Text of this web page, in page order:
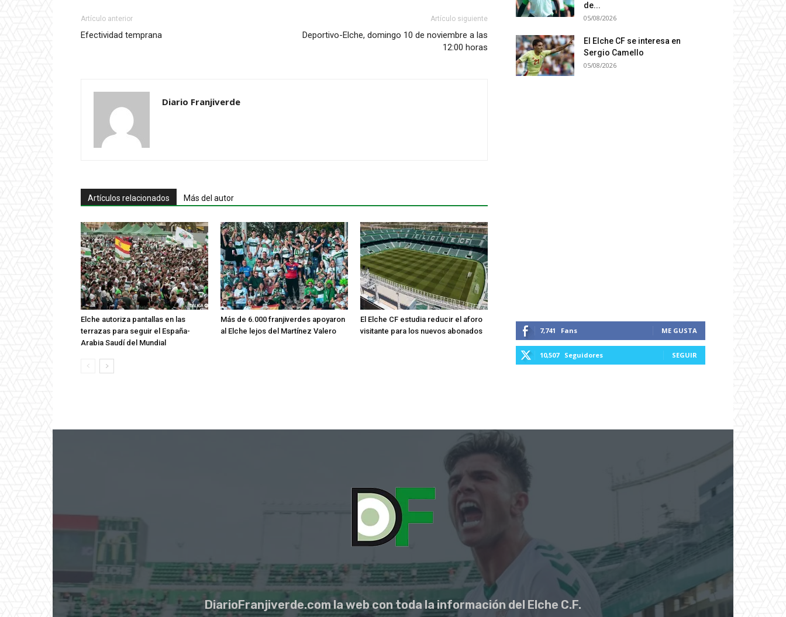
Artículo anterior
Efectividad temprana
Artículo siguiente
Deportivo-Elche, domingo 10 de noviembre a las
12:00 horas
Diario Franjiverde
Artículos relacionados Más del autor
Elche autoriza pantallas en las
terrazas para seguir el España-
Arabia Saudí del Mundial
Más de 6.000 franjiverdes apoyaron
al Elche lejos del Martínez Valero
El Elche CF estudia reducir el aforo
visitante para los nuevos abonados
de...
05/08/2026
El Elche CF se interesa en
Sergio Camello
05/08/2026
7,741 Fans ME GUSTA
10,507 Seguidores SEGUIR
DiarioFranjiverde.com la web con toda la información del Elche C.F.